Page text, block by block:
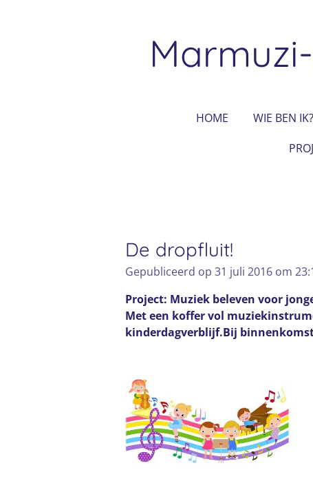
HOME WIE BEN IK?
De dropfluit!
Gepubliceerd op 31 juli 2016 om
Project: Muziek beleven voor
Met een koffer vol
kinderdagverblijf.Bij binnenkomst